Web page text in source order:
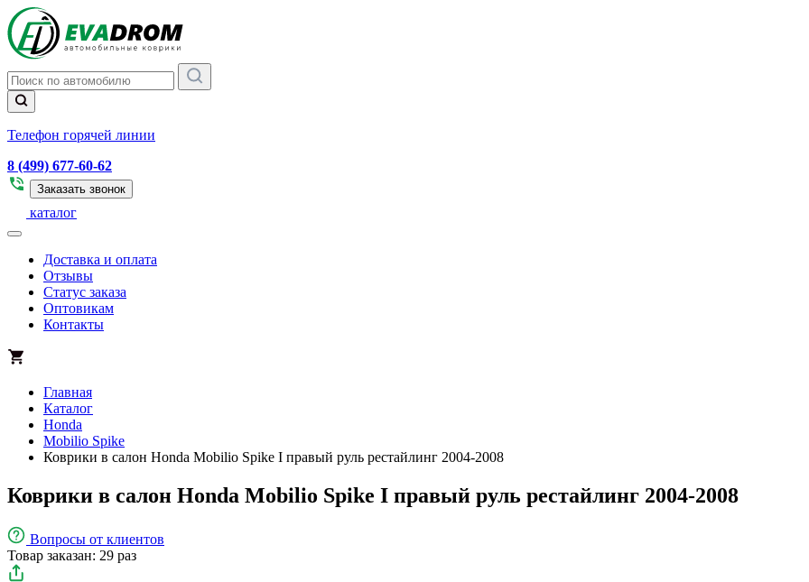
Телефон горячей линии
8 (499) 677-60-62
Заказать звонок
каталог
Доставка и оплата
Отзывы
Статус заказа
Оптовикам
Контакты
Главная
Каталог
Honda
Mobilio Spike
Коврики в салон Honda Mobilio Spike I правый руль рестайлинг 2004-2008
Коврики в салон Honda Mobilio Spike I правый руль рестайлинг 2004-2008
Вопросы от клиентов
Товар заказан: 29 раз